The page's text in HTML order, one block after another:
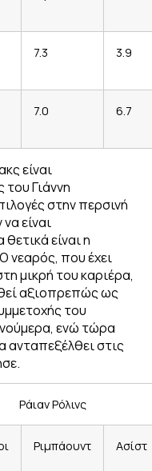
7.3 3.9
7.0 6.7
είναι
Γιάννη
στην περσινή
είναι
είναι η
νεαρός, που έχει
μικρή του καριέρα,
αξιοπρεπώς ως
του
ενώ τώρα
ανταπεξέλθει στις
Ράιαν Ρόλινς
Ριμπάουντ Ασίστ